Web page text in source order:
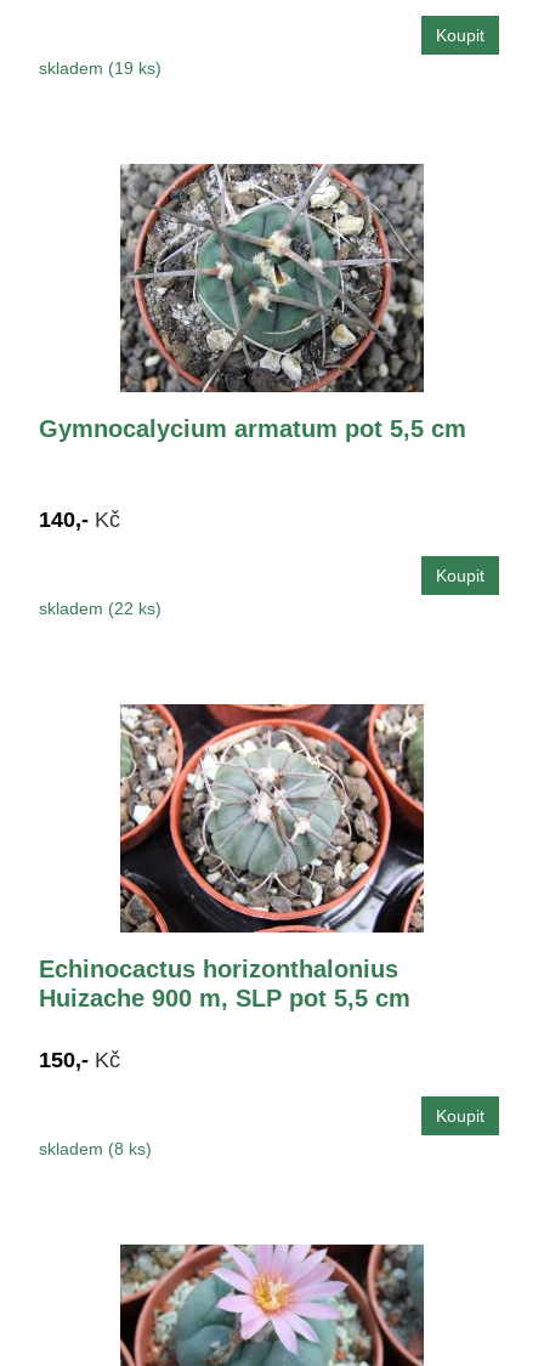
skladem (19 ks)
Gymnocalycium armatum pot 5,5 cm
140,- Kč
skladem (22 ks)
Echinocactus horizonthalonius
Huizache 900 m, SLP pot 5,5 cm
150,- Kč
skladem (8 ks)